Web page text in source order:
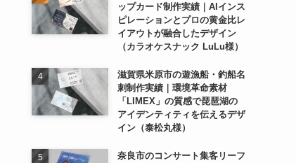
ップカード制作実績｜AIインス
ピレーションとプロの黄金比レ
イアウトが融合したデザイン
（カラオケスナック LuLu様）
滋賀県米原市の遊漁船・釣船名
刺制作実績｜環境革命素材
「LIMEX」の質感で琵琶湖の
アイデンティティを伝えるデザ
イン（泰松丸様）
奈良市のコンサート集客リーフ